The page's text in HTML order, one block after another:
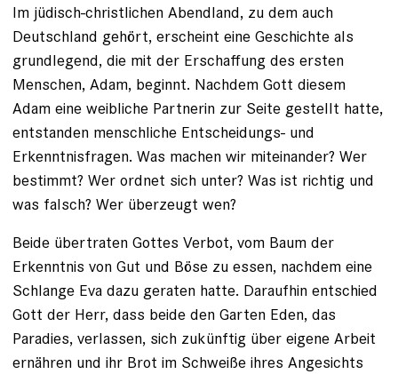
Im jüdisch-christlichen Abendland, zu dem auch
Deutschland gehört, erscheint eine Geschichte als
grundlegend, die mit der Erschaffung des ersten
Menschen, Adam, beginnt. Nachdem Gott diesem
Adam eine weibliche Partnerin zur Seite gestellt hatte,
entstanden menschliche Entscheidungs- und
Erkenntnisfragen. Was machen wir miteinander? Wer
bestimmt? Wer ordnet sich unter? Was ist richtig und
was falsch? Wer überzeugt wen?
Beide übertraten Gottes Verbot, vom Baum der
Erkenntnis von Gut und Böse zu essen, nachdem eine
Schlange Eva dazu geraten hatte. Daraufhin entschied
Gott der Herr, dass beide den Garten Eden, das
Paradies, verlassen, sich zukünftig über eigene Arbeit
ernähren und ihr Brot im Schweiße ihres Angesichts